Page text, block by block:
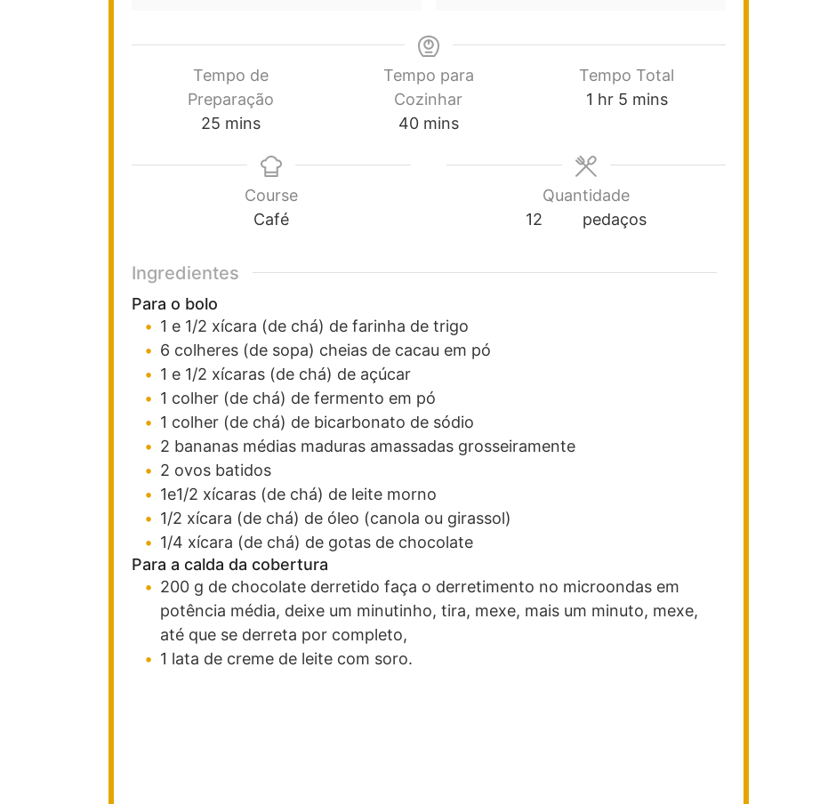
Tempo de
Preparação
25 mins
Tempo para
Cozinhar
40 mins
Tempo Total
1 hr 5 mins
Course
Café
Quantidade
12
pedaços
Ingredientes
Para o bolo
1 e 1/2 xícara (de chá) de farinha de trigo
6 colheres (de sopa) cheias de cacau em pó
1 e 1/2 xícaras (de chá) de açúcar
1 colher (de chá) de fermento em pó
1 colher (de chá) de bicarbonato de sódio
2 bananas médias maduras amassadas grosseiramente
2 ovos batidos
1e1/2 xícaras (de chá) de leite morno
1/2 xícara (de chá) de óleo (canola ou girassol)
1/4 xícara (de chá) de gotas de chocolate
Para a calda da cobertura
200 g de chocolate derretido faça o derretimento no microondas em
potência média, deixe um minutinho, tira, mexe, mais um minuto, mexe,
até que se derreta por completo,
1 lata de creme de leite com soro.